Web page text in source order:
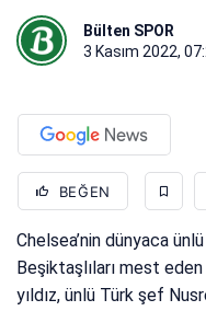
Bülten SPOR
3 Kasım 2022,
BEĞEN
Chelsea’nin dünyaca
Beşiktaşlıları mest eden
yıldız, ünlü Türk şef